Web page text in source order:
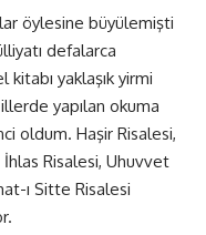
öylesine büyülemişti
defalarca
yaklaşık yirmi
yapılan okuma
oldum. Haşir Risalesi,
Risalesi, Uhuvvet
ı Sitte Risalesi